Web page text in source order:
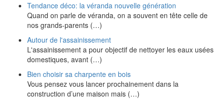
Tendance déco: la véranda nouvelle génération
Quand on parle de véranda, on a souvent en tête celle de
nos grands-parents (…)
Autour de l'assainissement
L'assainissement a pour objectif de nettoyer les eaux usées
domestiques, avant (…)
Bien choisir sa charpente en bois
Vous pensez vous lancer prochainement dans la
construction d’une maison mais (…)